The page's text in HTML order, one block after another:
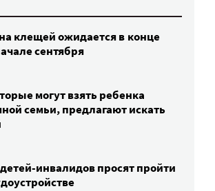
клещей ожидается в конце
сентября
могут взять ребенка
семьи, предлагают искать
инвалидов просят пройти